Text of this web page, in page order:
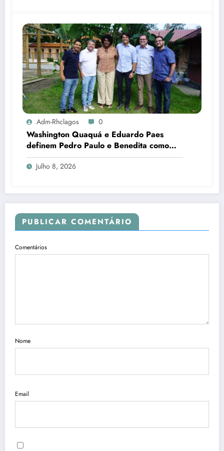
Adm-Rhclagos 0
Washington Quaquá e Eduardo Paes
definem Pedro Paulo e Benedita como
candidatos ao Senado no Rio
Julho 8, 2026
PUBLICAR COMENTÁRIO
Comentários
Nome
Email